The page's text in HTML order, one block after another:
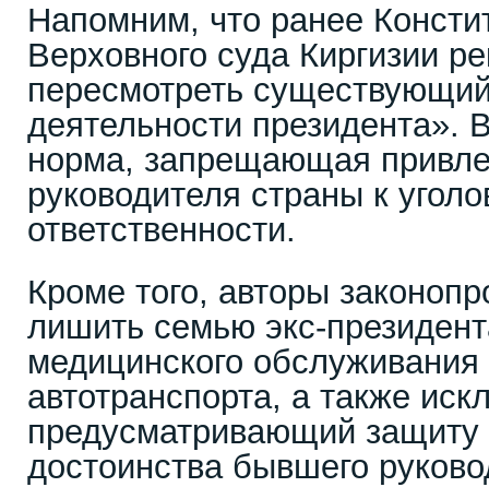
Напомним, что ранее
Верховного суда Киргизии
пересмотреть
деятельности президента».
норма, запрещающая
руководителя страны к
ответственности.
Кроме того, авторы
лишить семью экс-
медицинского
автотранспорта, а также
предусматривающий защиту
достоинства бывшего